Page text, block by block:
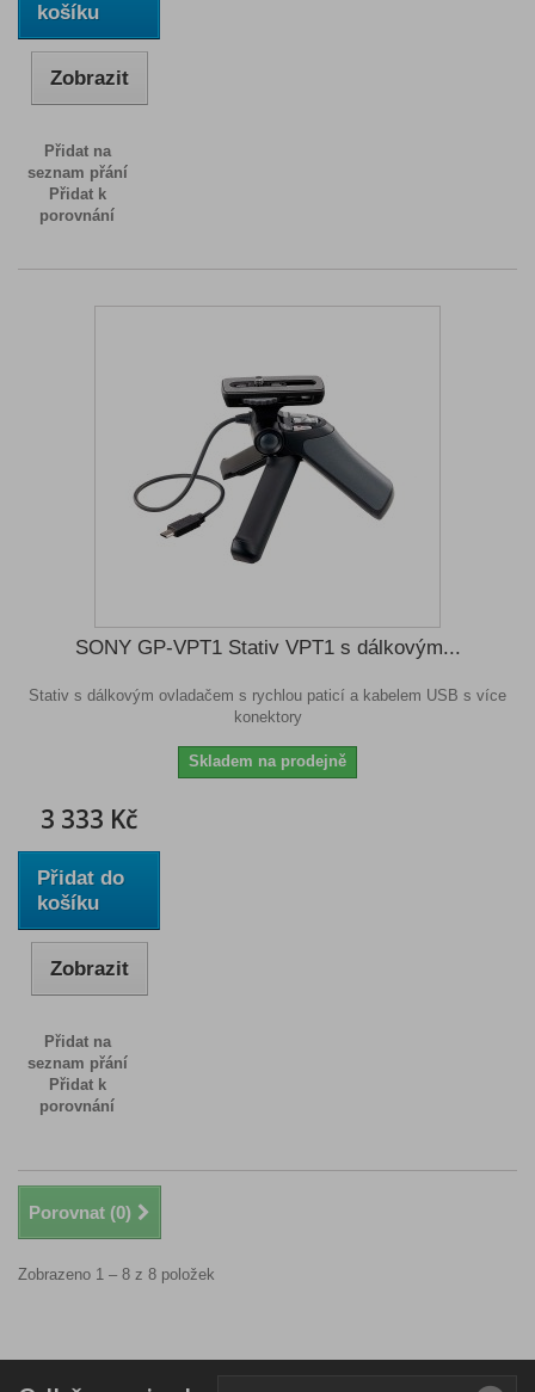
košíku
Zobrazit
Přidat na
seznam přání
Přidat k
porovnání
SONY GP-VPT1 Stativ VPT1 s dálkovým...
Stativ s dálkovým ovladačem s rychlou paticí a kabelem USB s více
konektory
Skladem na prodejně
3 333 Kč
Přidat do
košíku
Zobrazit
Přidat na
seznam přání
Přidat k
porovnání
Porovnat (0)
Zobrazeno 1 – 8 z 8 položek